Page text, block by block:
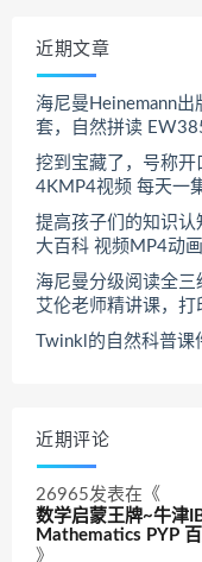
近期文章
海尼曼Heinemann
套，自然拼读
挖到宝藏了，号称
4KMP4视频 每天一
提高孩子们的知识认
大百科 视频MP4动
海尼曼分级阅读全
艾伦老师精讲课，
Twinkl的自然科普课
近期评论
26965发表在《
数学启蒙王牌~牛津
Mathematics PYP
》